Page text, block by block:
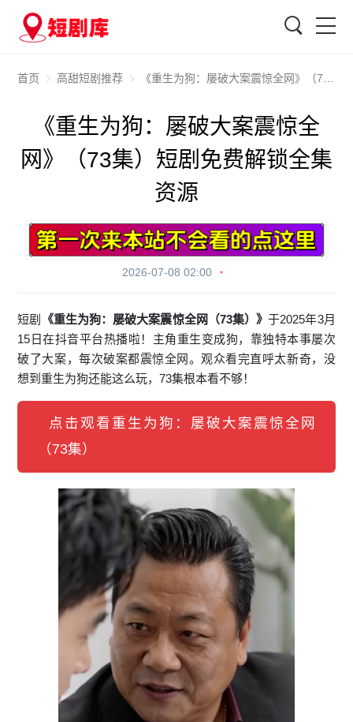
首页 高甜短剧推荐 《重生为狗：屡破大案震惊全网》（73集）短剧免费解锁全集资源
《重生为狗：屡破大案震惊全
网》（73集）短剧免费解锁全集
资源
2026-07-08 02:00
短剧 《重生为狗：屡破大案震惊全网（73集）》于2025年3月
15日在抖音平台热播啦！主角重生变成狗，靠独特本事屡次
破了大案，每次破案都震惊全网。观众看完直呼太新奇，没
想到重生为狗还能这么玩，73集根本看不够！
点击观看重生为狗：屡破大案震惊全网
（73集）